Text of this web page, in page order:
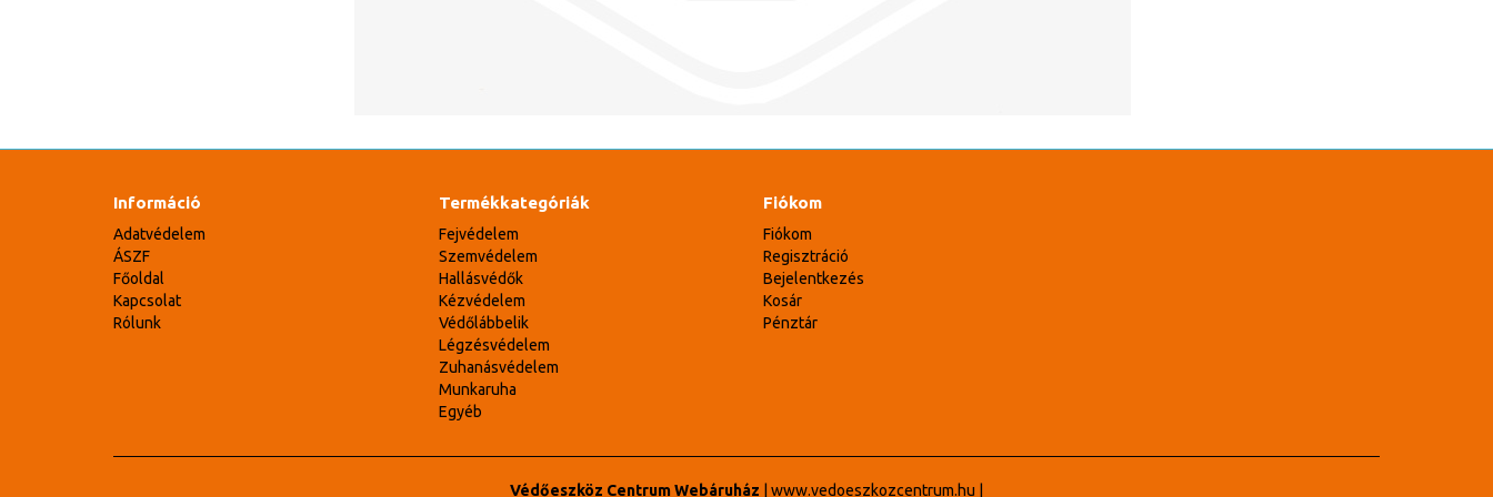
Információ
Adatvédelem
ÁSZF
Főoldal
Kapcsolat
Rólunk
Termékkategóriák
Fejvédelem
Szemvédelem
Hallásvédők
Kézvédelem
Védőlábbelik
Légzésvédelem
Zuhanásvédelem
Munkaruha
Egyéb
Fiókom
Fiókom
Regisztráció
Bejelentkezés
Kosár
Pénztár
Védőeszköz Centrum Webáruház www.vedoeszkozcentrum.hu